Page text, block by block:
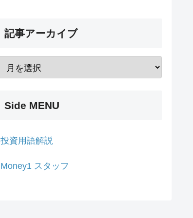
記事アーカイブ
Side MENU
投資用語解説
Money1 スタッフ